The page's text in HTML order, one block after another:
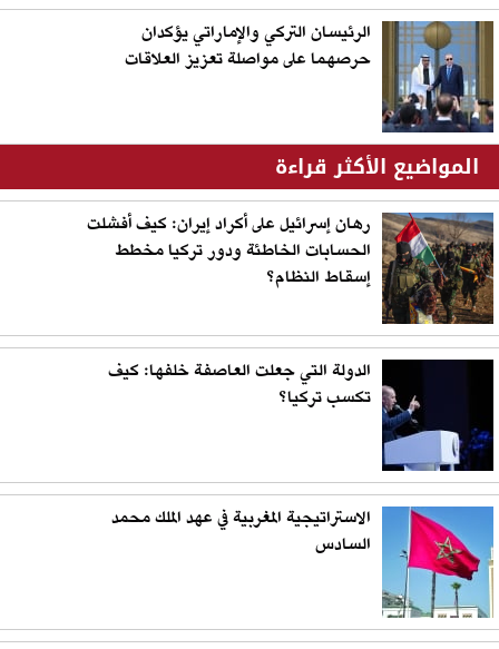
الرئيسان التركي والإماراتي يؤكدان
حرصهما على مواصلة تعزيز العلاقات
المواضيع الأكثر قراءة
رهان إسرائيل على أكراد إيران: كيف أفشلت
الحسابات الخاطئة ودور تركيا مخطط
إسقاط النظام؟
الدولة التي جعلت العاصفة خلفها: كيف
تكسب تركيا؟
الاستراتيجية المغربية في عهد الملك محمد
السادس